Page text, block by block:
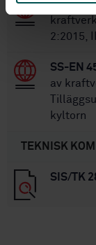
SS-ISO
2:2015,
SS-EN
av
kyltorn
TEKNISK
SIS/TK